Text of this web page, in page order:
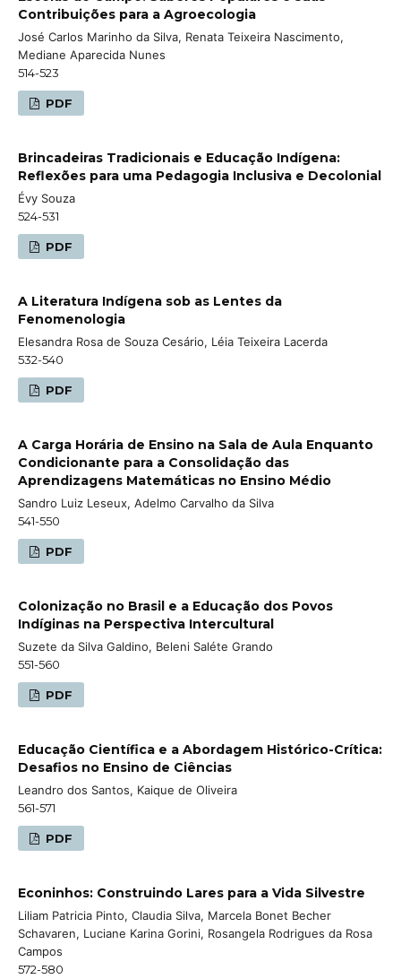
Contribuições para a Agroecologia
José Carlos Marinho da Silva, Renata Teixeira Nascimento,
Mediane Aparecida Nunes
514-523
PDF
Brincadeiras Tradicionais e Educação Indígena:
Reflexões para uma Pedagogia Inclusiva e Decolonial
Évy Souza
524-531
PDF
A Literatura Indígena sob as Lentes da
Fenomenologia
Elesandra Rosa de Souza Cesário, Léia Teixeira Lacerda
532-540
PDF
A Carga Horária de Ensino na Sala de Aula Enquanto
Condicionante para a Consolidação das
Aprendizagens Matemáticas no Ensino Médio
Sandro Luiz Leseux, Adelmo Carvalho da Silva
541-550
PDF
Colonização no Brasil e a Educação dos Povos
Indíginas na Perspectiva Intercultural
Suzete da Silva Galdino, Beleni Saléte Grando
551-560
PDF
Educação Científica e a Abordagem Histórico-Crítica:
Desafios no Ensino de Ciências
Leandro dos Santos, Kaique de Oliveira
561-571
PDF
Econinhos: Construindo Lares para a Vida Silvestre
Liliam Patricia Pinto, Claudia Silva, Marcela Bonet Becher
Schavaren, Luciane Karina Gorini, Rosangela Rodrigues da Rosa
Campos
572-580